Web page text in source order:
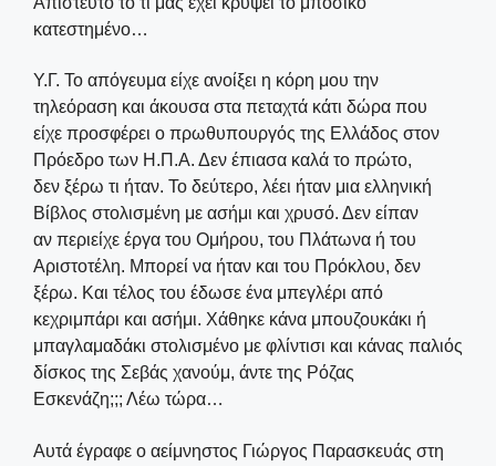
κατεστημένο…
Υ.Γ. Το απόγευμα είχε ανοίξει η κόρη μου την
τηλεόραση και άκουσα στα πεταχτά κάτι δώρα που
είχε προσφέρει ο πρωθυπουργός της Ελλάδος στον
Πρόεδρο των Η.Π.Α. Δεν έπιασα καλά το πρώτο,
δεν ξέρω τι ήταν. Το δεύτερο, λέει ήταν μια ελληνική
Βίβλος στολισμένη με ασήμι και χρυσό. Δεν είπαν
αν περιείχε έργα του Ομήρου, του Πλάτωνα ή του
Αριστοτέλη. Μπορεί να ήταν και του Πρόκλου, δεν
ξέρω. Και τέλος του έδωσε ένα μπεγλέρι από
κεχριμπάρι και ασήμι. Χάθηκε κάνα μπουζουκάκι ή
μπαγλαμαδάκι στολισμένο με φλίντισι και κάνας παλιός
δίσκος της Σεβάς χανούμ, άντε της Ρόζας
Εσκενάζη;;; Λέω τώρα…
Αυτά έγραφε ο αείμνηστος Γιώργος Παρασκευάς στη